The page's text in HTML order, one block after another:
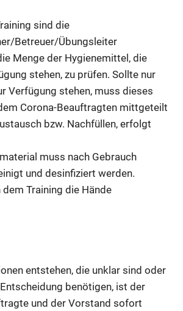
sind die
Betreuer/Übungsleiter
Menge der Hygienemittel, die
stehen, zu prüfen. Sollte nur
Verfügung stehen, muss dieses
Corona-Beauftragten mittgeteilt
bzw. Nachfüllen, erfolgt
muss nach Gebrauch
und desinfiziert werden.
dem Training die Hände
entstehen, die unklar sind oder
benötigen, ist der
und der Vorstand sofort